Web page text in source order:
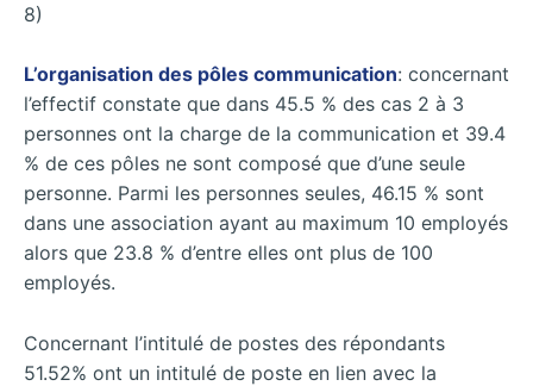
8)
L’organisation des pôles communication: concernant
l’effectif constate que dans 45.5 % des cas 2 à 3
personnes ont la charge de la communication et 39.4
% de ces pôles ne sont composé que d’une seule
personne. Parmi les personnes seules, 46.15 % sont
dans une association ayant au maximum 10 employés
alors que 23.8 % d’entre elles ont plus de 100
employés.
Concernant l’intitulé de postes des répondants
51.52% ont un intitulé de poste en lien avec la